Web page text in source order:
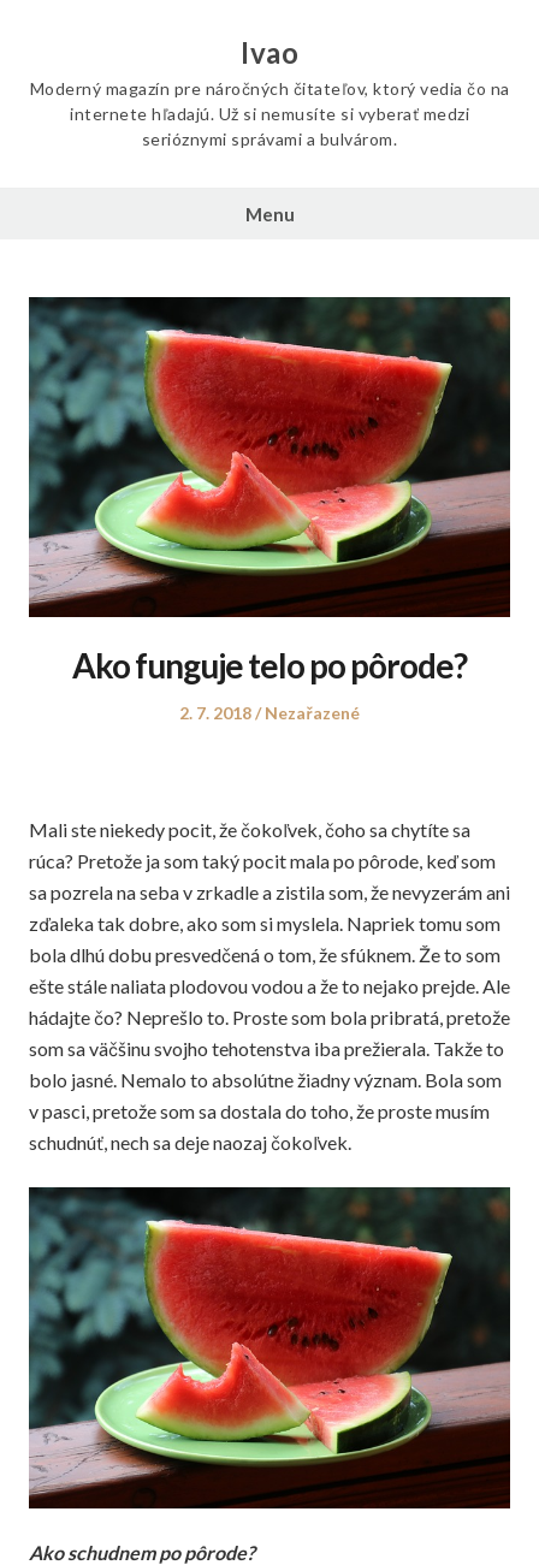
Ivao
Moderný magazín pre náročných čitateľov, ktorý vedia čo na
internete hľadajú. Už si nemusíte si vyberať medzi
serióznymi správami a bulvárom.
Menu
Ako funguje telo po pôrode?
Posted
2. 7. 2018
Posted
Nezařazené
Mali ste niekedy pocit, že čokoľvek, čoho sa chytíte sa
rúca? Pretože ja som taký pocit mala po pôrode, keď som
sa pozrela na seba v zrkadle a zistila som, že nevyzerám ani
zďaleka tak dobre, ako som si myslela. Napriek tomu som
bola dlhú dobu presvedčená o tom, že sfúknem. Že to som
ešte stále naliata plodovou vodou a že to nejako prejde. Ale
hádajte čo? Neprešlo to. Proste som bola pribratá, pretože
som sa väčšinu svojho tehotenstva iba prežierala. Takže to
bolo jasné. Nemalo to absolútne žiadny význam. Bola som
v pasci, pretože som sa dostala do toho, že proste musím
schudnúť, nech sa deje naozaj čokoľvek.
Ako schudnem po pôrode?